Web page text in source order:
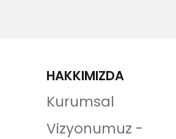
HAKKIMIZDA
Kurumsal
Vizyonumuz -